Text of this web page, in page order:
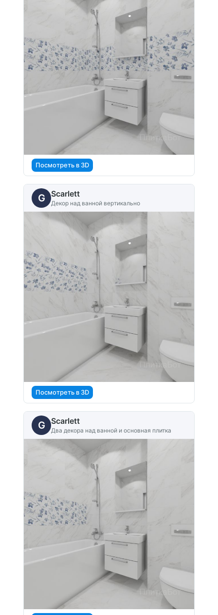
Посмотреть в 3D
G Scarlett
Декор над ванной вертикально
Посмотреть в 3D
G Scarlett
Два декора над ванной и основная плитка